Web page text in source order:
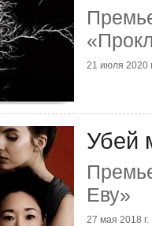
21 июля 2020
Убей
Еву»
27 мая 2018 г.